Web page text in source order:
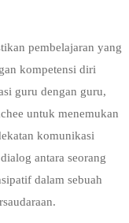
pembelajaran yang
kompetensi diri
guru dengan guru,
untuk menemukan
komunikasi
antara seorang
dalam sebuah